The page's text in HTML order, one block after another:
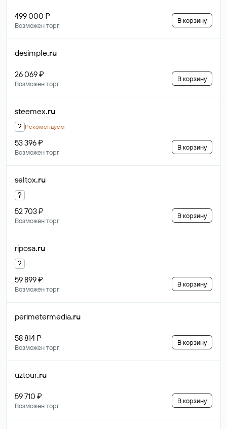
499 000 ₽
Возможен торг
В корзину
desimple.ru
26 069 ₽
Возможен торг
В корзину
steemex.ru
? Рекомендуем
53 396 ₽
Возможен торг
В корзину
seltox.ru
?
52 703 ₽
Возможен торг
В корзину
riposa.ru
?
59 899 ₽
Возможен торг
В корзину
perimetermedia.ru
58 814 ₽
Возможен торг
В корзину
uztour.ru
59 710 ₽
Возможен торг
В корзину